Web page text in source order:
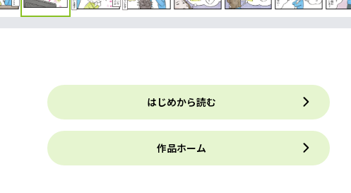
はじめから読む
作品ホーム